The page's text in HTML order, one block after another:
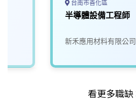
台南市善化區
半導體設備工程師
新禾應用材料有限公司
看更多職缺